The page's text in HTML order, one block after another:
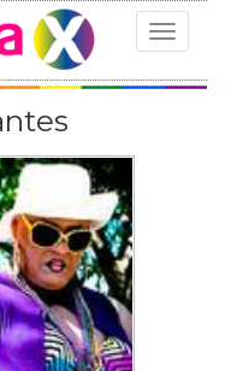
Toggle